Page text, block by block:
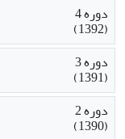
دوره 4
(1392)
دوره 3
(1391)
دوره 2
(1390)